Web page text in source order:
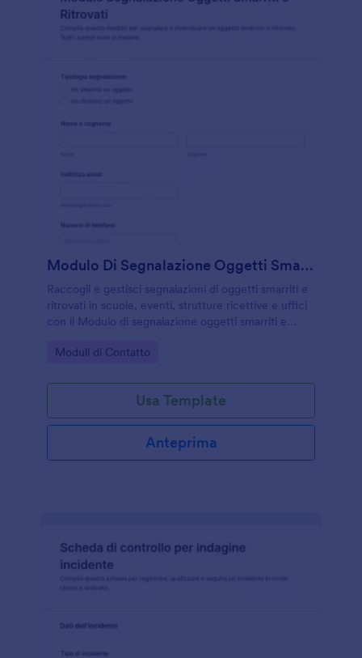
Modulo Di Segnalazione Oggetti Smarriti E Ritrovati 🧳🔍
Raccogli e gestisci segnalazioni di oggetti smarriti e
ritrovati in scuole, eventi, strutture ricettive e uffici
con il Modulo di segnalazione oggetti smarriti e
e il tracciamento delle risposte.
Go to Category:
Moduli di Contatto
Usa Template
Anteprima